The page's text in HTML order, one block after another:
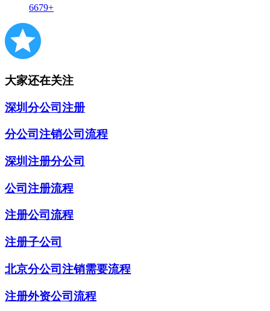
6679+
大家还在关注
深圳分公司注册
分公司注销公司流程
深圳注册分公司
公司注册流程
注册公司流程
注册子公司
北京分公司注销需要流程
注册外资公司流程